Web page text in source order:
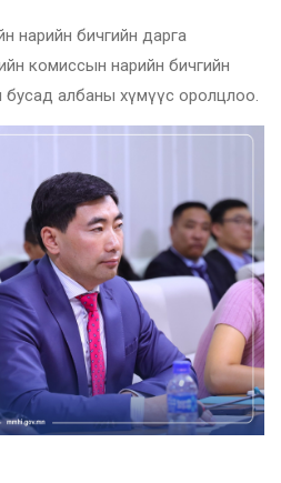
нарийн бичгийн дарга
комиссын нарийн бичгийн
албаны хүмүүс оролцлоо.